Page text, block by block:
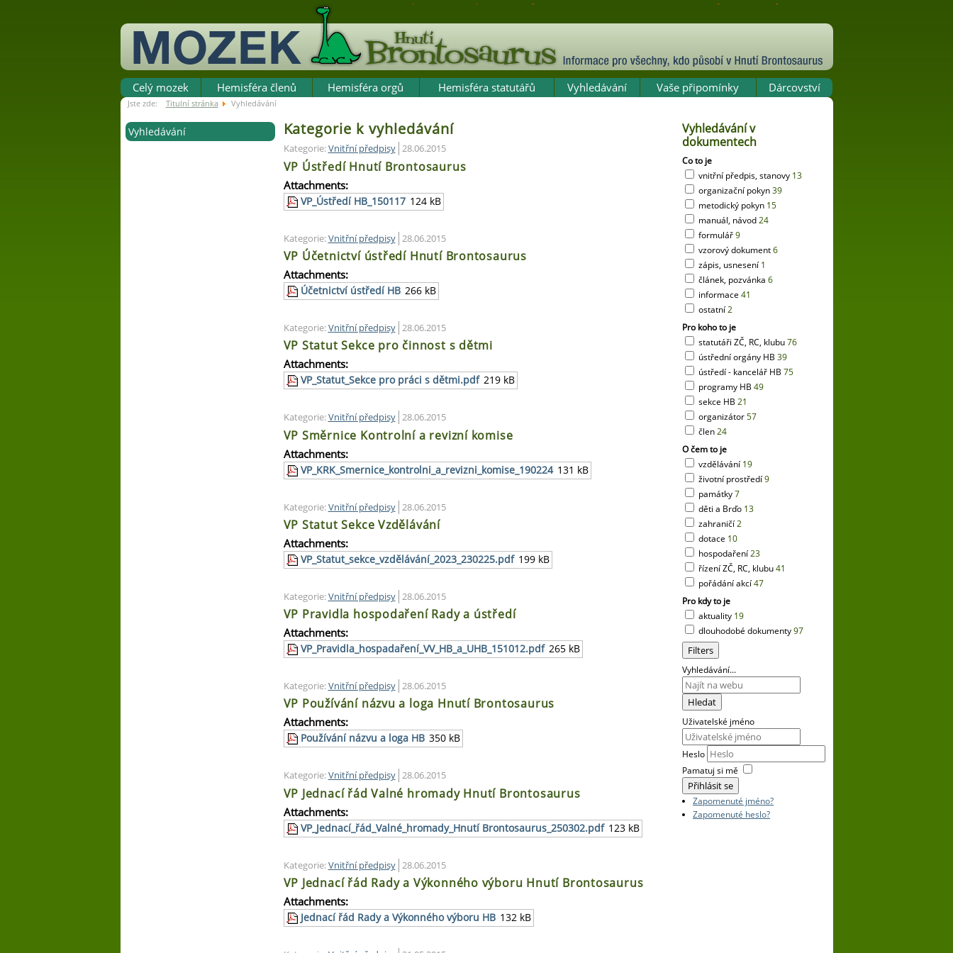
Celý mozek Hemisféra členů Hemisféra orgů Hemisféra statutářů Vyhledávání Vaše připomínky Dárcovství
Jste zde: Titulní stránka Vyhledávání
Vyhledávání Kategorie k vyhledávání
Kategorie:Vnitřní předpisy 28.06.2015
VP Ústředí Hnutí Brontosaurus
Attachments:
VP_Ústředí HB_150117 124 kB
Kategorie:Vnitřní předpisy 28.06.2015
VP Účetnictví ústředí Hnutí Brontosaurus
Attachments:
Účetnictví ústředí HB 266 kB
Kategorie:Vnitřní předpisy 28.06.2015
VP Statut Sekce pro činnost s dětmi
Attachments:
VP_Statut_Sekce pro práci s dětmi.pdf 219 kB
Kategorie:Vnitřní předpisy 28.06.2015
VP Směrnice Kontrolní a revizní komise
Attachments:
VP_KRK_Smernice_kontrolni_a_revizni_komise_190224 131 kB
Kategorie:Vnitřní předpisy 28.06.2015
VP Statut Sekce Vzdělávání
Attachments:
VP_Statut_sekce_vzdělávání_2023_230225.pdf 199 kB
Kategorie:Vnitřní předpisy 28.06.2015
VP Pravidla hospodaření Rady a ústředí
Attachments:
VP_Pravidla_hospadaření_VV_HB_a_UHB_151012.pdf 265 kB
Kategorie:Vnitřní předpisy 28.06.2015
VP Používání názvu a loga Hnutí Brontosaurus
Attachments:
Používání názvu a loga HB 350 kB
Kategorie:Vnitřní předpisy 28.06.2015
VP Jednací řád Valné hromady Hnutí Brontosaurus
Attachments:
VP_Jednací_řád_Valné_hromady_Hnutí Brontosaurus_250302.pdf 123 kB
Kategorie:Vnitřní předpisy 28.06.2015
VP Jednací řád Rady a Výkonného výboru Hnutí Brontosaurus
Attachments:
Jednací řád Rady a Výkonného výboru HB 132 kB
Vyhledávání v
dokumentech
Co to je
vnitřní předpis, stanovy 13
organizační pokyn39
metodický pokyn 15
manuál, návod24
formulář9
vzorový dokument6
zápis, usnesení 1
článek, pozvánka 6
informace 41
ostatní2
Pro koho to je
statutáři ZČ, RC, klubu76
ústřední orgány HB 39
ústředí - kancelář HB 75
programy HB 49
sekce HB 21
organizátor57
člen24
O čem to je
vzdělávání 19
životní prostředí9
památky7
děti a Brďo 13
zahraničí2
dotace 10
hospodaření23
řízení ZČ, RC, klubu41
pořádání akcí47
Pro kdy to je
aktuality 19
dlouhodobé dokumenty97
Vyhledávání...
Hledat
Uživatelské jméno
Heslo
Pamatuj si mě
Přihlásit se
Zapomenuté jméno?
Zapomenuté heslo?